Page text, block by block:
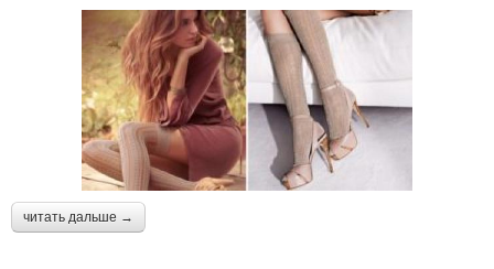
читать дальше →